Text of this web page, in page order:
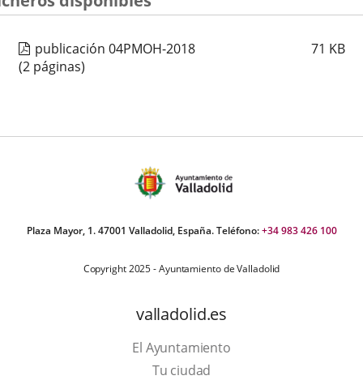
una una
externa.
una
publicación 04PMOH-2018 71 KB
(2 páginas)
Plaza Mayor, 1. 47001 Valladolid, España. Teléfono:+34 983 426 100
Copyright 2025 - Ayuntamiento de Valladolid
valladolid.es
El Ayuntamiento
Tu ciudad